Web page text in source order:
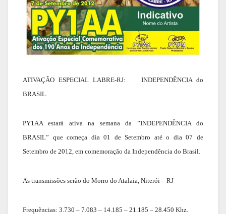
ATIVAÇÃO ESPECIAL LABRE-RJ: INDEPENDÊNCIA do
BRASIL.
PY1AA estará ativa na semana da ”INDEPENDÊNCIA do
BRASIL” que começa dia 01 de Setembro até o dia 07 de
Setembro de 2012, em comemoração da Independência do Brasil.
As transmissões serão do Morro do Atalaia, Niterói – RJ
Frequências: 3.730 – 7.083 – 14.185 – 21.185 – 28.450 Khz.